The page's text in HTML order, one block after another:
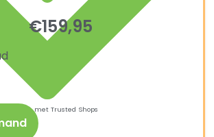
met Trusted Shops
€159,95